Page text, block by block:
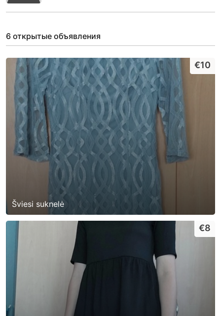
6 открытые объявления
Šviesi suknelė
€10
€8